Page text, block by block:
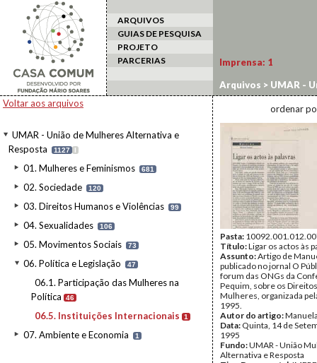
ARQUIVOS
GUIAS DE PESQUISA
PROJETO
PARCERIAS
Voltar aos arquivos
UMAR - União de Mulheres Alternativa e
Resposta
1127 I
01. Mulheres e Feminismos 681
02. Sociedade 120
03. Direitos Humanos e Violências 99
04. Sexualidades 106
05. Movimentos Sociais 73
06. Política e Legislação 47
06.1. Participação das Mulheres na
Política
46
06.5. Instituições Internacionais 1
07. Ambiente e Economia 1
Imprensa: 1
Arquivos > UMAR -
Instituições
ordenar
Pasta:
Título:Ligar os actos às
Assunto:Artigo de
publicado no jornal O
forum das ONGs da
Pequim, sobre os
Mulheres, organizada
1995.
Autor do artigo:
Data: Quinta, 14 de
1995
Fundo:UMAR - União
Alternativa e Resposta